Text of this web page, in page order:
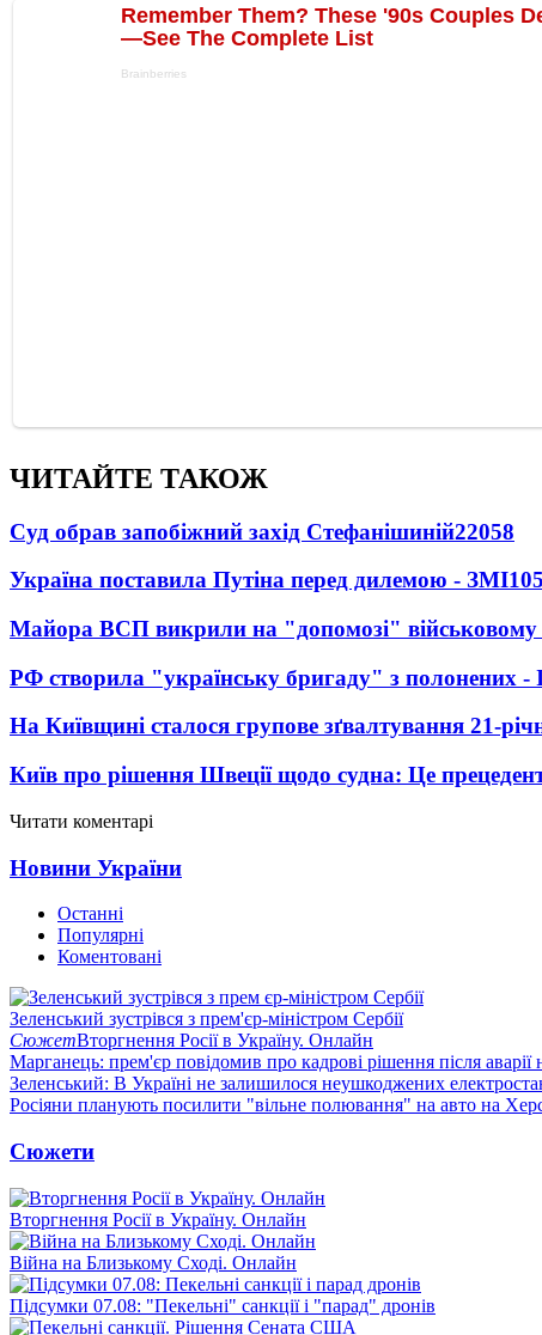
ЧИТАЙТЕ ТАКОЖ
Суд обрав запобіжний захід Стефанішиній22058
Україна поставила Путіна перед дилемою - ЗМІ
Майора ВСП викрили на "допомозі"
РФ створила "українську бригаду" з полонених -
На Київщині сталося групове зґвалтування 21-
Київ про рішення Швеції щодо судна: Це
Читати коментарі
Новини України
Останні
Популярні
Коментовані
Зеленський зустрівся з прем'єр-міністром Сербії
СюжетВторгнення Росії в Україну. Онлайн
Марганець: прем'єр повідомив про кадрові рішення після аварії
Зеленський: В Україні не залишилося неушкоджених
Росіяни планують посилити "вільне полювання" на авто на
Сюжети
Вторгнення Росії в Україну. Онлайн
Війна на Близькому Сході. Онлайн
Підсумки 07.08: "Пекельні" санкції і "парад" дронів